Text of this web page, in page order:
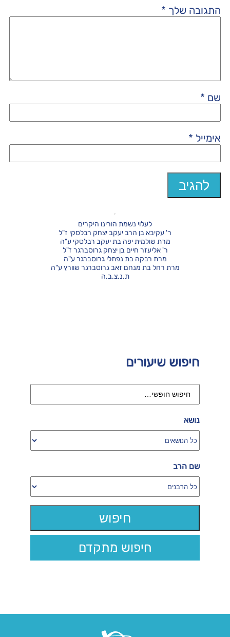
התגובה שלך *
שם *
אימייל *
חיפוש שיעורים
נושא
שם הרב
חיפוש מתקדם
לעלוי נשמת הורינו היקרים
ר' עקיבא בן הרב יעקב יצחק רבלסקי ז"ל
מרת שולמית יפה בת יעקב רבלסקי ע"ה
ר' אליעזר חיים בן יצחק גרוסברגר ז"ל
מרת רבקה בת נפתלי גרוסברגר ע"ה
מרת רחל בת מנחם זאב גרוסברגר שוורץ ע"ה
ת.נ.צ.ב.ה